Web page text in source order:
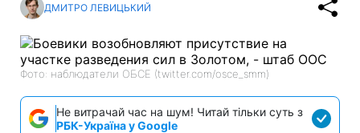
ДМИТРО ЛЕВИЦЬКИЙ
Фото: наблюдатели ОБСЕ (twitter.com/osce_smm)
Не витрачай час на шум! Читай тільки суть з
РБК-Україна у Google